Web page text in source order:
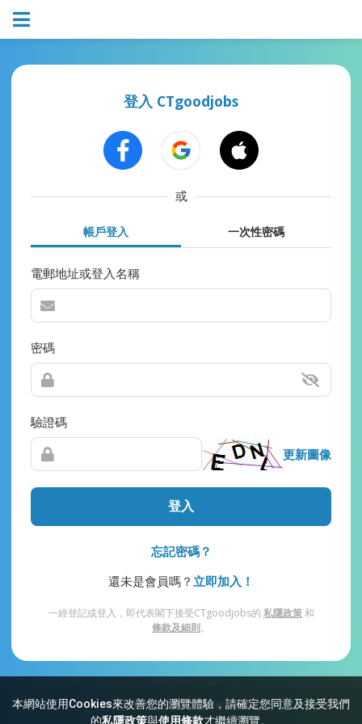
本網站使用Cookies來改善您的瀏覽體驗，請確定您同意及接受我們
的私隱政策與使用條款才繼續瀏覽。
登入 CTgoodjobs
或
帳戶登入 一次性密碼
電郵地址或登入名稱
密碼
驗證碼
更新圖像
登入
忘記密碼？
還未是會員嗎？ 立即加入！
一經登記或登入，即代表閣下接受CTgoodjobs的 私隱政策和
條款及細則。
網站索引 常見問題 私隱 條款及細則